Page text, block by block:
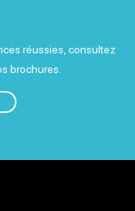
réussies, consultez
brochures.